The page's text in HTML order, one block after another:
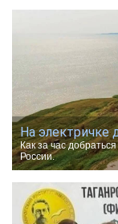
На электричке
Как за час
России.